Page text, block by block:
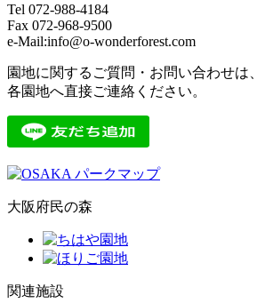
Tel 072-988-4184
Fax 072-968-9500
e-Mail:info@o-wonderforest.com
園地に関するご質問・お問い合わせは、
各園地へ直接ご連絡ください。
大阪府民の森
関連施設